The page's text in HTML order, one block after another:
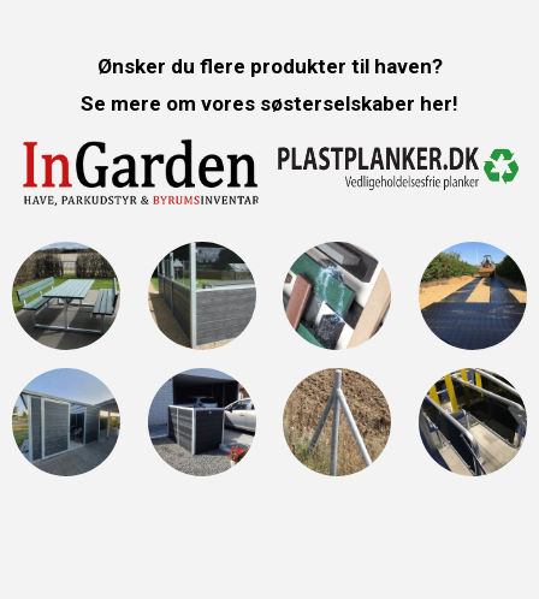
Ønsker du flere produkter til haven?
Se mere om vores søsterselskaber her!